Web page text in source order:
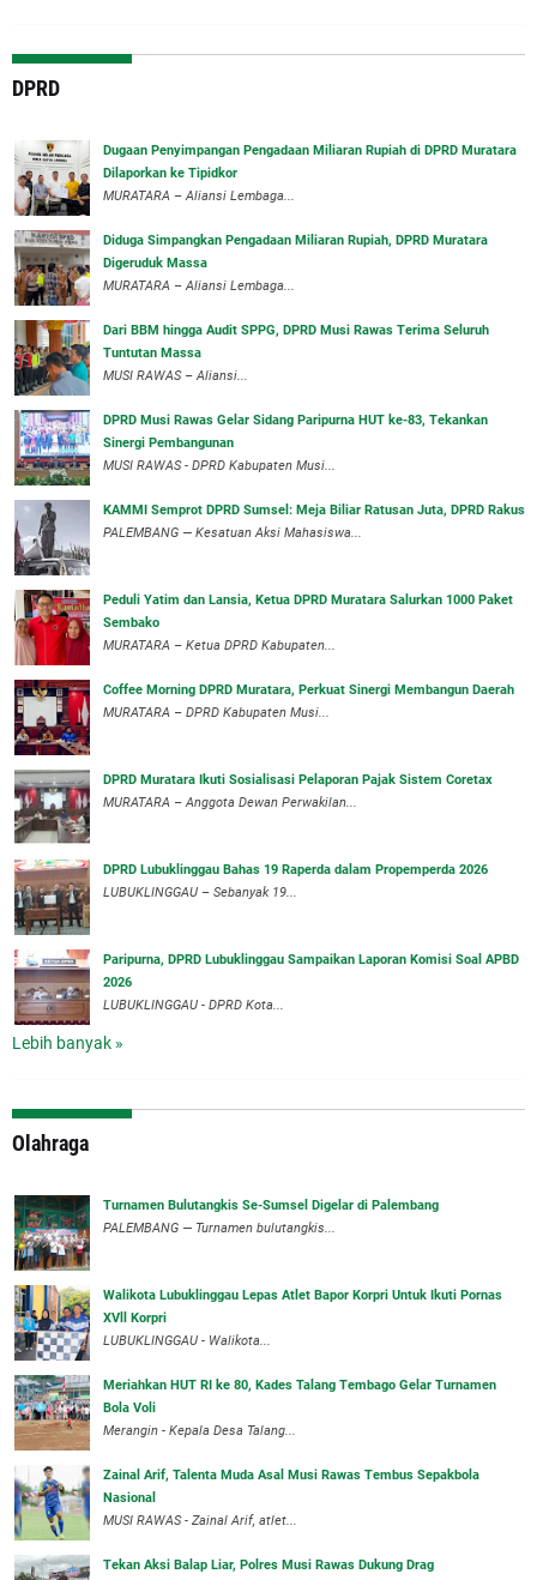
DPRD
‎Dugaan Penyimpangan Pengadaan Miliaran Rupiah di DPRD Muratara
Dilaporkan ke Tipidkor
‎MURATARA – Aliansi Lembaga...
Diduga Simpangkan Pengadaan Miliaran Rupiah, DPRD Muratara
Digeruduk Massa
‎MURATARA – Aliansi Lembaga...
Dari BBM hingga Audit SPPG, DPRD Musi Rawas Terima Seluruh
Tuntutan Massa
MUSI RAWAS – Aliansi...
DPRD Musi Rawas Gelar Sidang Paripurna HUT ke-83, Tekankan
Sinergi Pembangunan
MUSI RAWAS - DPRD Kabupaten Musi...
KAMMI Semprot DPRD Sumsel: Meja Biliar Ratusan Juta, DPRD Rakus
PALEMBANG — Kesatuan Aksi Mahasiswa...
Peduli Yatim dan Lansia, Ketua DPRD Muratara Salurkan 1000 Paket
Sembako
MURATARA – Ketua DPRD Kabupaten...
Coffee Morning DPRD Muratara, Perkuat Sinergi Membangun Daerah
MURATARA – DPRD Kabupaten Musi...
DPRD Muratara Ikuti Sosialisasi Pelaporan Pajak Sistem Coretax
MURATARA – Anggota Dewan Perwakilan...
DPRD Lubuklinggau Bahas 19 Raperda dalam Propemperda 2026
LUBUKLINGGAU – Sebanyak 19...
Paripurna, DPRD Lubuklinggau Sampaikan Laporan Komisi Soal APBD
2026
LUBUKLINGGAU - DPRD Kota...
Lebih banyak »
Olahraga
Turnamen Bulutangkis Se-Sumsel Digelar di Palembang
PALEMBANG — Turnamen bulutangkis...
Walikota Lubuklinggau Lepas Atlet Bapor Korpri Untuk Ikuti Pornas
XVll Korpri
LUBUKLINGGAU - Walikota...
Meriahkan HUT RI ke 80, Kades Talang Tembago Gelar Turnamen
Bola Voli
Merangin - Kepala Desa Talang...
Zainal Arif, Talenta Muda Asal Musi Rawas Tembus Sepakbola
Nasional
MUSI RAWAS - Zainal Arif, atlet...
Tekan Aksi Balap Liar, Polres Musi Rawas Dukung Drag